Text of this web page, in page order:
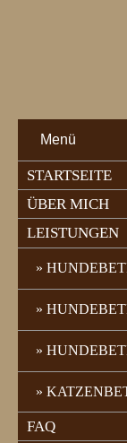
Menü
STARTSEITE
ÜBER MICH
LEISTUNGEN
FAQ